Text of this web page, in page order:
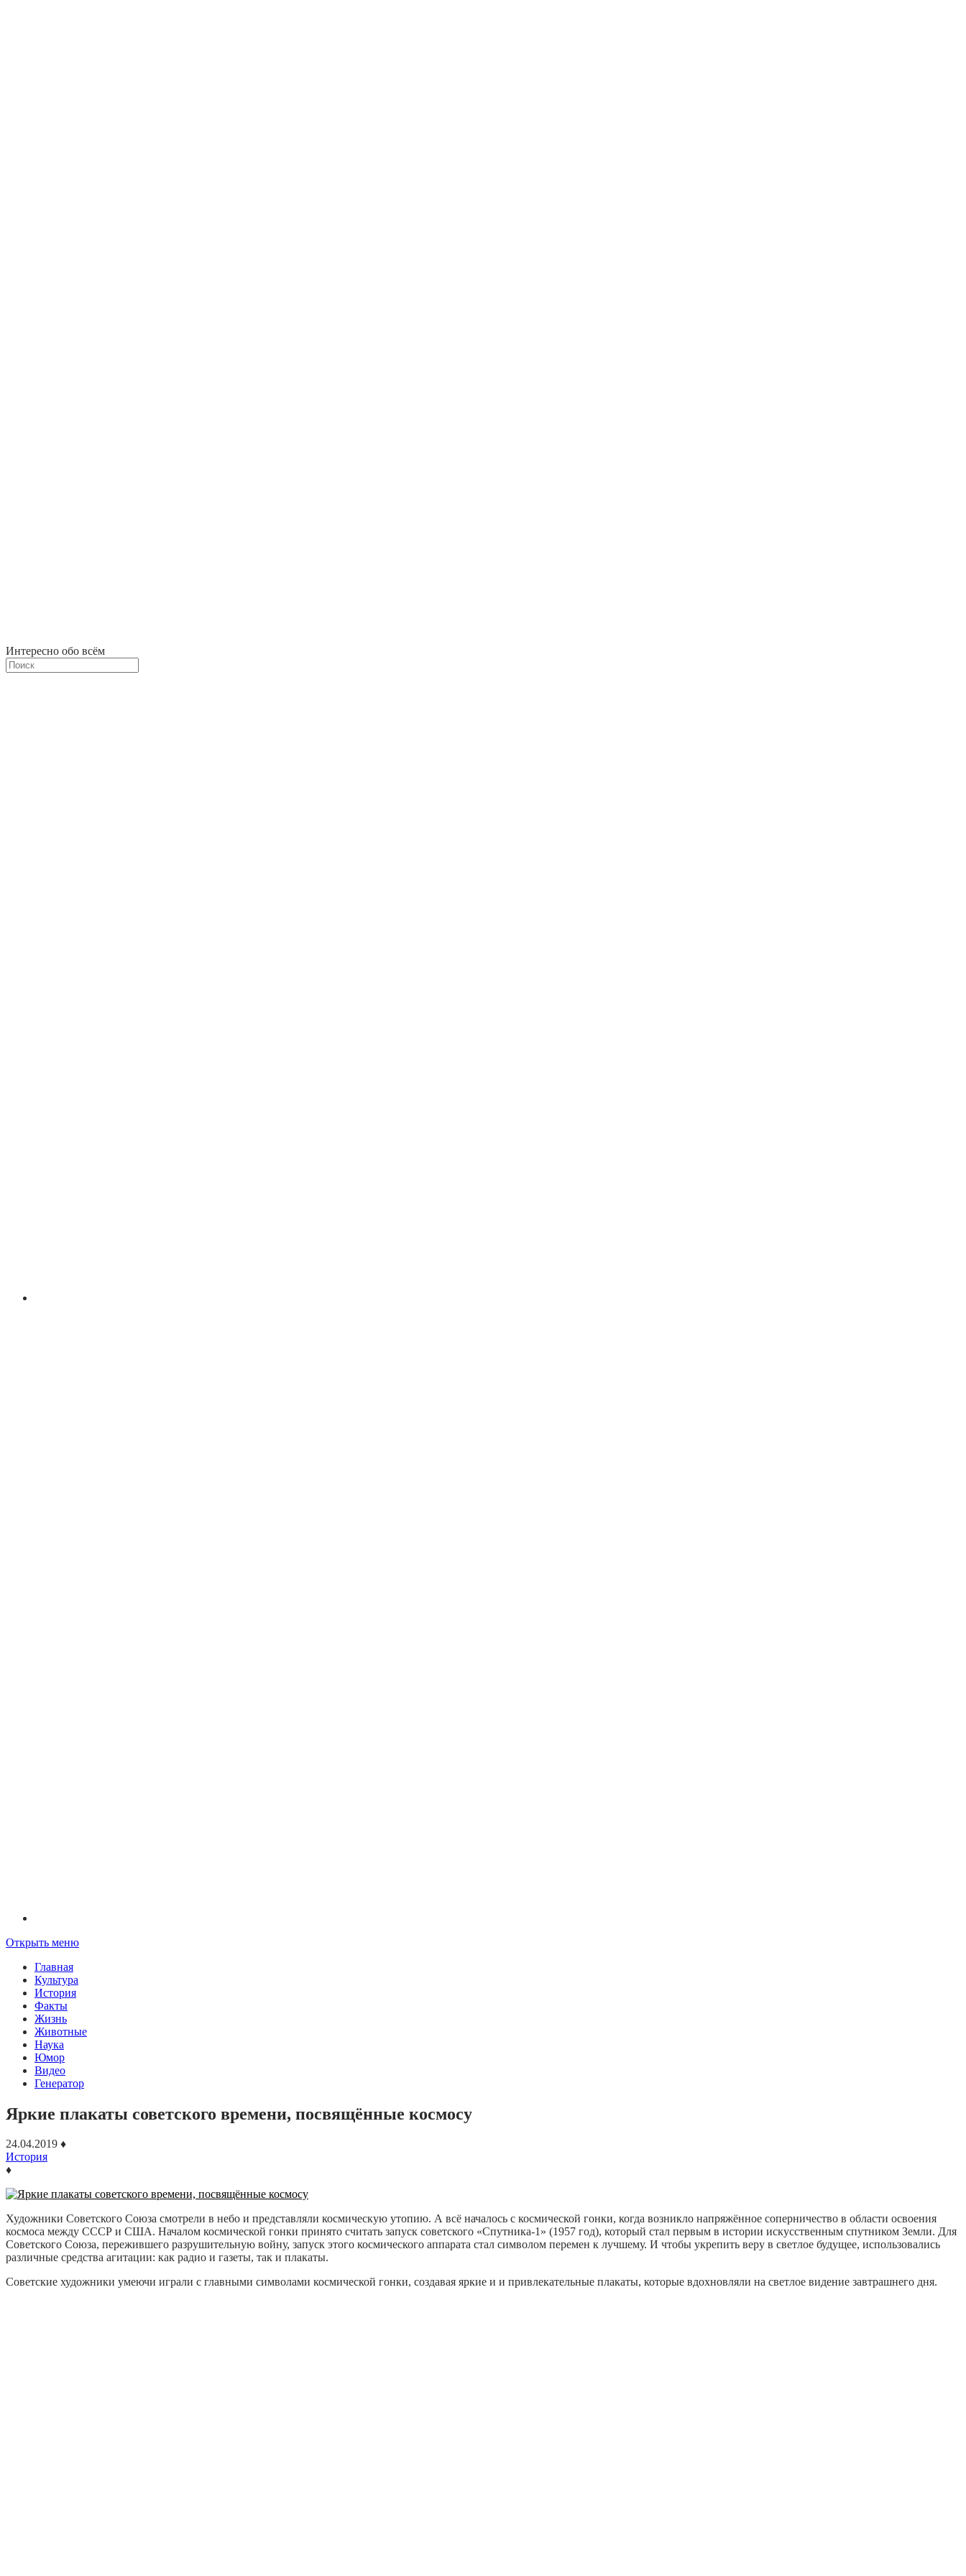
Интересно обо всём
Открыть меню
Главная
Культура
История
Факты
Жизнь
Животные
Наука
Юмор
Видео
Генератор
Яркие плакаты советского времени, посвящённые космосу
24.04.2019 ♦
История
♦
Художники Советского Союза смотрели в небо и представляли космическую утопию. А всё началось с космической гонки, когда возникло напряжённое соперничество в области освоения
космоса между СССР и США. Началом космической гонки принято считать запуск советского «Спутника-1» (1957 год), который стал первым в истории искусственным спутником Земли. Для
Советского Союза, пережившего разрушительную войну, запуск этого космического аппарата стал символом перемен к лучшему. И чтобы укрепить веру в светлое будущее, использовались
различные средства агитации: как радио и газеты, так и плакаты.
Советские художники умеючи играли с главными символами космической гонки, создавая яркие и и привлекательные плакаты, которые вдохновляли на светлое видение завтрашнего дня.